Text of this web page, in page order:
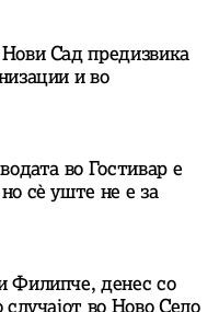
Сад предизвика
и во
во Гостивар е
сè уште не е за
Филипче, денес со
случајот во Ново Село